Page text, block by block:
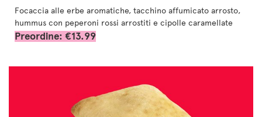
Focaccia alle erbe aromatiche, tacchino affumicato arrosto,
hummus con peperoni rossi arrostiti e cipolle caramellate
Preordine: €13.99